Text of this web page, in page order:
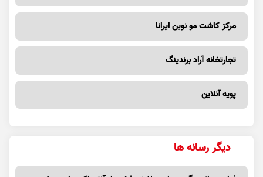
مرکز کاشت مو نوین ایرانا
تجارتخانه آراد برندینگ
پویه آنلاین
دیگر رسانه ها